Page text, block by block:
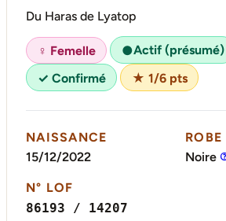
Du Haras de Lyatop
♀ Femelle ●Actif (présumé)
✓ Confirmé
★ 1/6 pts
NAISSANCE
15/12/2022
ROBE
Noire
N° LOF
86193 / 14207